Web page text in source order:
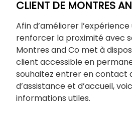
CLIENT DE MONTRES
Afin d’améliorer
renforcer la proximité avec
Montres and Co met à
client accessible en
souhaitez entrer en contact
d’assistance et d’accueil,
informations utiles.